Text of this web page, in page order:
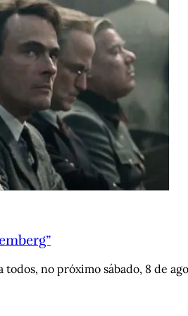
no próximo sábado, 8 de